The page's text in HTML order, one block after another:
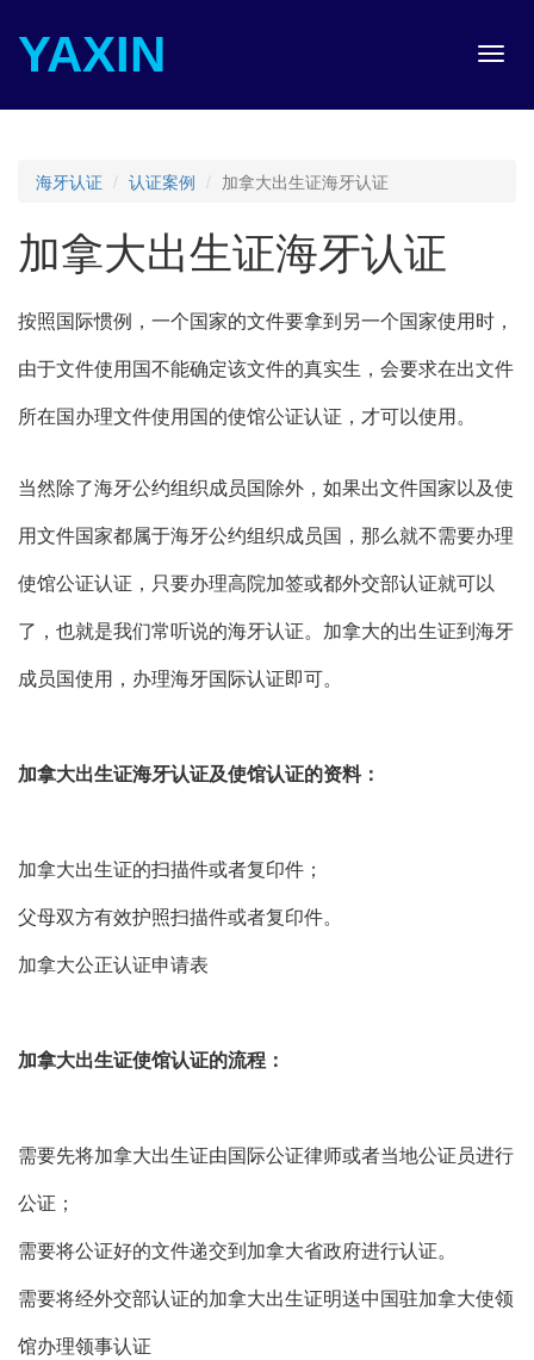
YAXIN
海牙认证 认证案例 加拿大出生证海牙认证
加拿大出生证海牙认证
按照国际惯例，一个国家的文件要拿到另一个国家使用时，
由于文件使用国不能确定该文件的真实生，会要求在出文件
所在国办理文件使用国的使馆公证认证，才可以使用。
当然除了海牙公约组织成员国除外，如果出文件国家以及使
用文件国家都属于海牙公约组织成员国，那么就不需要办理
使馆公证认证，只要办理高院加签或都外交部认证就可以
了，也就是我们常听说的海牙认证。加拿大的出生证到海牙
成员国使用，办理海牙国际认证即可。
加拿大出生证海牙认证及使馆认证的资料：
加拿大出生证的扫描件或者复印件；
父母双方有效护照扫描件或者复印件。
加拿大公正认证申请表
加拿大出生证使馆认证的流程：
需要先将加拿大出生证由国际公证律师或者当地公证员进行
公证；
需要将公证好的文件递交到加拿大省政府进行认证。
需要将经外交部认证的加拿大出生证明送中国驻加拿大使领
馆办理领事认证